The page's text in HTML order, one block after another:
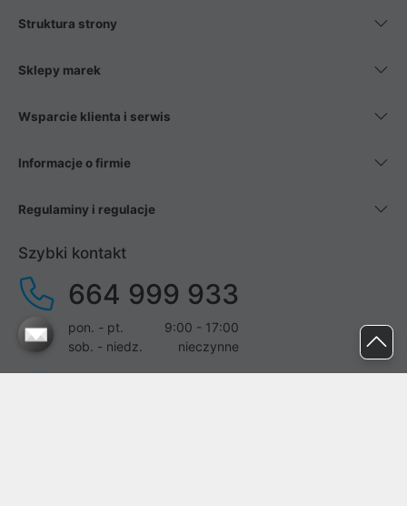
Struktura strony
Sklepy marek
Wsparcie klienta i serwis
Informacje o firmie
Regulaminy i regulacje
Szybki kontakt
664 999 933
pon. - pt.
9:00 - 17:00
sob. - niedz.
nieczynne